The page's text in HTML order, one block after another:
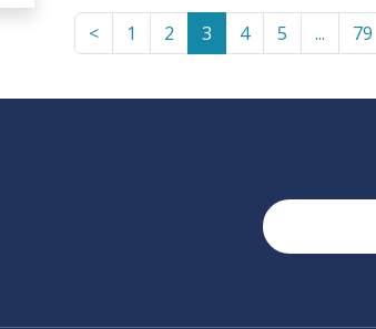
< 1 2 3 4 5 ... 79